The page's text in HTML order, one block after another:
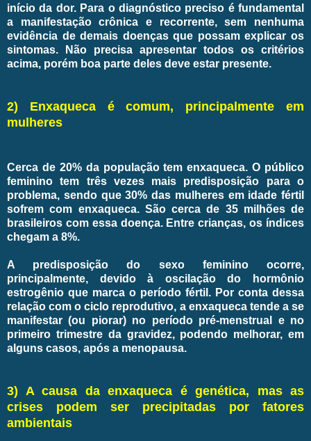
início da dor. Para o diagnóstico preciso é fundamental
a manifestação crônica e recorrente, sem nenhuma
evidência de demais doenças que possam explicar os
sintomas. Não precisa apresentar todos os critérios
acima, porém boa parte deles deve estar presente.
2) Enxaqueca é comum, principalmente em
mulheres
Cerca de 20% da população tem enxaqueca. O público
feminino tem três vezes mais predisposição para o
problema, sendo que 30% das mulheres em idade fértil
sofrem com enxaqueca. São cerca de 35 milhões de
brasileiros com essa doença. Entre crianças, os índices
chegam a 8%.
A predisposição do sexo feminino ocorre,
principalmente, devido à oscilação do hormônio
estrogênio que marca o período fértil. Por conta dessa
relação com o ciclo reprodutivo, a enxaqueca tende a se
manifestar (ou piorar) no período pré-menstrual e no
primeiro trimestre da gravidez, podendo melhorar, em
alguns casos, após a menopausa.
3) A causa da enxaqueca é genética, mas as
crises podem ser precipitadas por fatores
ambientais